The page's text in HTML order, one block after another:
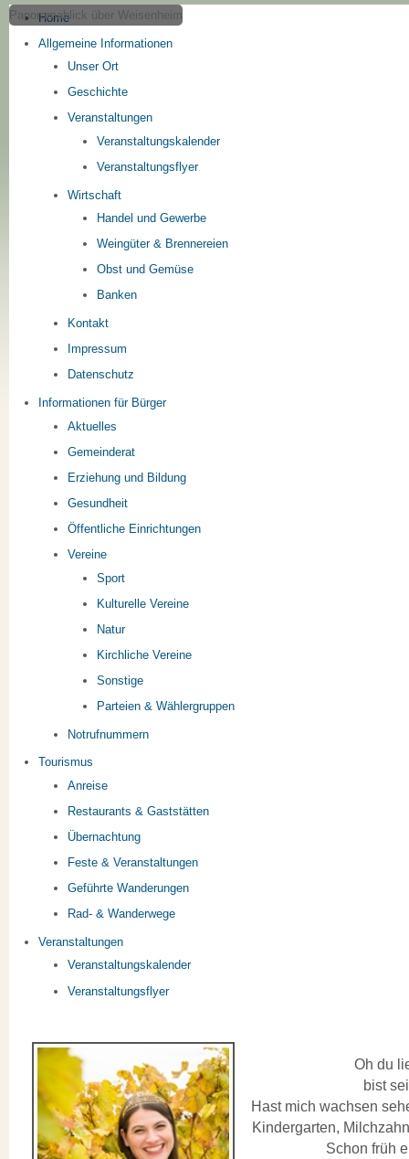
Panoramablick über Weisenheim
Home
Allgemeine Informationen
Unser Ort
Geschichte
Veranstaltungen
Veranstaltungskalender
Veranstaltungsflyer
Wirtschaft
Handel und Gewerbe
Weingüter & Brennereien
Obst und Gemüse
Banken
Kontakt
Impressum
Datenschutz
Informationen für Bürger
Aktuelles
Gemeinderat
Erziehung und Bildung
Gesundheit
Öffentliche Einrichtungen
Vereine
Sport
Kulturelle Vereine
Natur
Kirchliche Vereine
Sonstige
Parteien & Wählergruppen
Notrufnummern
Tourismus
Anreise
Restaurants & Gaststätten
Übernachtung
Feste & Veranstaltungen
Geführte Wanderungen
Rad- & Wanderwege
Veranstaltungen
Veranstaltungskalender
Veranstaltungsflyer
Oh du
bist
Hast mich wachsen
Kindergarten,
Schon früh